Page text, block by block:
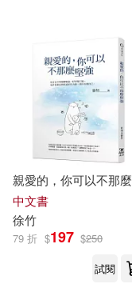
春名ソマリ(15)
楚かにこ(15)
荊門市博物館
踊る毒林檎(15)
長谷河樹衣(15)
生活‧讀書‧新
世界圖書出版
東雨文化(71)
外語教學與研
復旦大學出版社
親愛的，你可以不那
中文書
徐竹
79 折 $197 $250
試閱